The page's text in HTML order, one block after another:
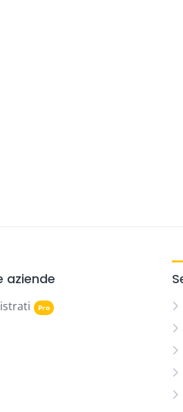
aziende